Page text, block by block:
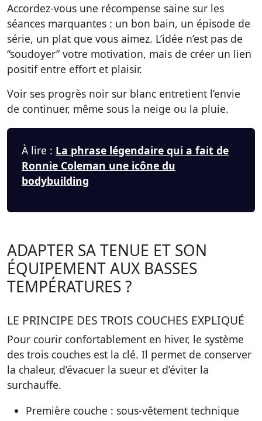
Accordez-vous une récompense saine sur les
séances marquantes : un bon bain, un épisode de
série, un plat que vous aimez. L’idée n’est pas de
“soudoyer” votre motivation, mais de créer un lien
positif entre effort et plaisir.
Voir ses progrès noir sur blanc entretient l’envie
de continuer, même sous la neige ou la pluie.
À lire : La phrase légendaire qui a fait de
Ronnie Coleman une icône du
bodybuilding
ADAPTER SA TENUE ET SON
ÉQUIPEMENT AUX BASSES
TEMPÉRATURES ?
LE PRINCIPE DES TROIS COUCHES EXPLIQUÉ
Pour courir confortablement en hiver, le système
des trois couches est la clé. Il permet de conserver
la chaleur, d’évacuer la sueur et d’éviter la
surchauffe.
Première couche : sous-vêtement technique